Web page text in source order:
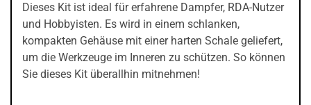
Dieses Kit ist ideal für erfahrene Dampfer, RDA-Nutzer
und Hobbyisten. Es wird in einem schlanken,
kompakten Gehäuse mit einer harten Schale geliefert,
um die Werkzeuge im Inneren zu schützen. So können
Sie dieses Kit überallhin mitnehmen!